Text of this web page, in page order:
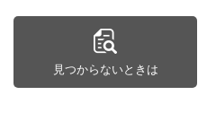
見つからないときは